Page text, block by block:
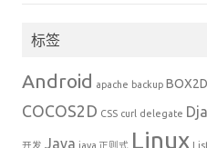
标签
Android apache backup BOX2D
COCOS2D CSS curl delegate
开发 Java java 正则式 Linux